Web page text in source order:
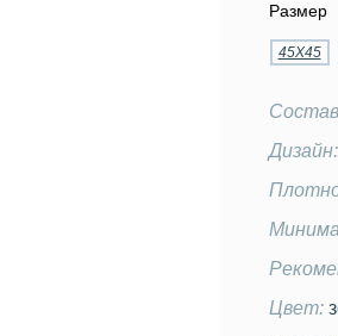
Размер
45Х45
Дизайн:
Цвет: